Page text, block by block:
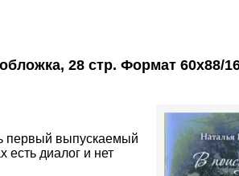
28 cтр. Формат 60x88/
первый выпускаемый
есть диалог и нет